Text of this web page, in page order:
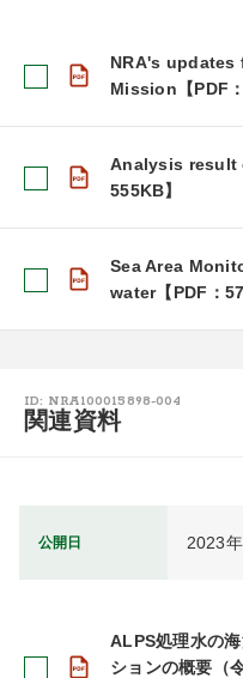
NRA's updates
Mission【PDF
Analysis result
555KB】
Sea Area
water【PDF：
ID: NRA100015898-004
関連資料
公開日 2023
ALPS処理水の
ションの概要（